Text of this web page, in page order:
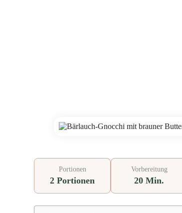
Portionen
2 Portionen
Vorbereitung
20 Min.